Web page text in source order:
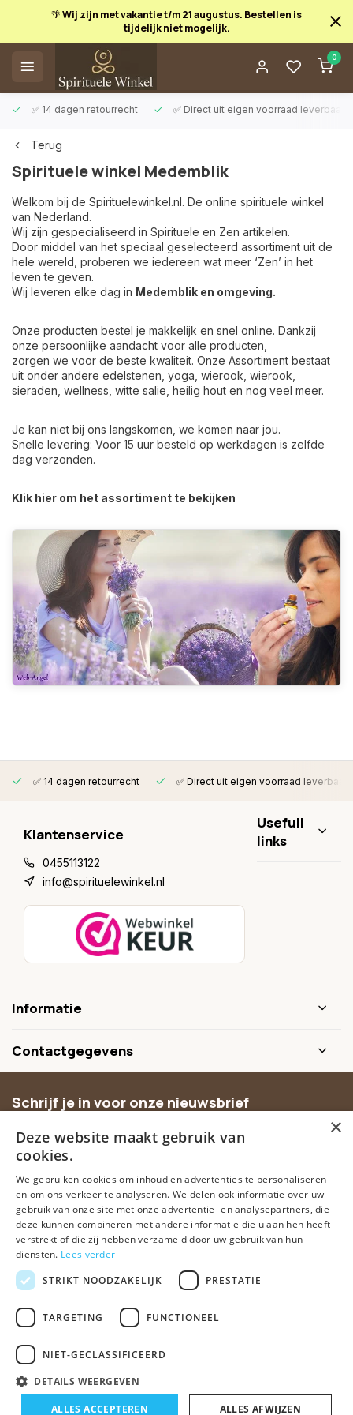
🌴 Wij zijn met vakantie t/m 21 augustus. Bestellen is
tijdelijk niet mogelijk.
0
✅ 14 dagen retourrecht ✅ Direct uit eigen voorraad leverbaar
Terug
Spirituele winkel Medemblik
Welkom bij de Spirituelewinkel.nl. De online spirituele winkel
van Nederland.
Wij zijn gespecialiseerd in Spirituele en Zen artikelen.
Door middel van het speciaal geselecteerd assortiment uit de
hele wereld, proberen we iedereen wat meer ‘Zen’ in het
leven te geven.
Wij leveren elke dag in Medemblik en omgeving.
Onze producten bestel je makkelijk en snel online. Dankzij
onze persoonlijke aandacht voor alle producten,
zorgen we voor de beste kwaliteit. Onze Assortiment bestaat
uit onder andere edelstenen, yoga, wierook, wierook,
sieraden, wellness, witte salie, heilig hout en nog veel meer.
Je kan niet bij ons langskomen, we komen naar jou.
Snelle levering: Voor 15 uur besteld op werkdagen is zelfde
dag verzonden.
Klik hier om het assortiment te bekijken
✅ 14 dagen retourrecht ✅ Direct uit eigen voorraad leverbaar
Klantenservice
0455113122
info@spirituelewinkel.nl
Usefull
links
Informatie
Contactgegevens
Schrijf je in voor onze nieuwsbrief
aanbiedingen.
Abonneer
Algemene voorwaarden Disclaimer
© Spirituele winkel • Sinds 2006 • Dé vertrouwde spirituele webshop
×
Deze website maakt gebruik van
cookies.
We gebruiken cookies om inhoud en advertenties te personaliseren
en om ons verkeer te analyseren. We delen ook informatie over uw
gebruik van onze site met onze advertentie- en analysepartners, die
deze kunnen combineren met andere informatie die u aan hen heeft
verstrekt of die zij hebben verzameld door uw gebruik van hun
diensten. Lees verder
STRIKT NOODZAKELIJK
PRESTATIE
TARGETING FUNCTIONEEL
NIET-GECLASSIFICEERD
DETAILS WEERGEVEN
ALLES ACCEPTEREN ALLES AFWIJZEN